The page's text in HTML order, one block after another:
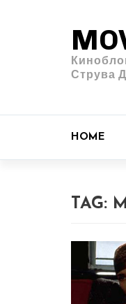
Струва
HOME
TAG: